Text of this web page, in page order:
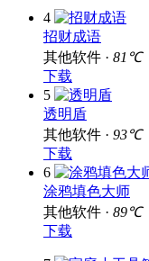
4
招财成语
其他软件 · 81℃
下载
5
透明盾
其他软件 ·
93℃
下载
6
涂鸦填色大师
其他软件 ·89℃
下载